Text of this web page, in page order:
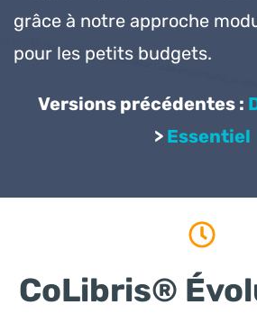
grâce à notre approche
pour les petits budgets.
Versions précédentes :
> Essentiel
CoLibris®